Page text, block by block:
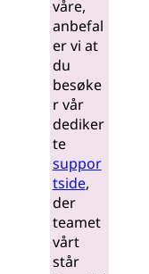
våre,
anbefal
er vi at
du
besøke
r vår
dediker
te
suppor
tside,
der
teamet
vårt
står